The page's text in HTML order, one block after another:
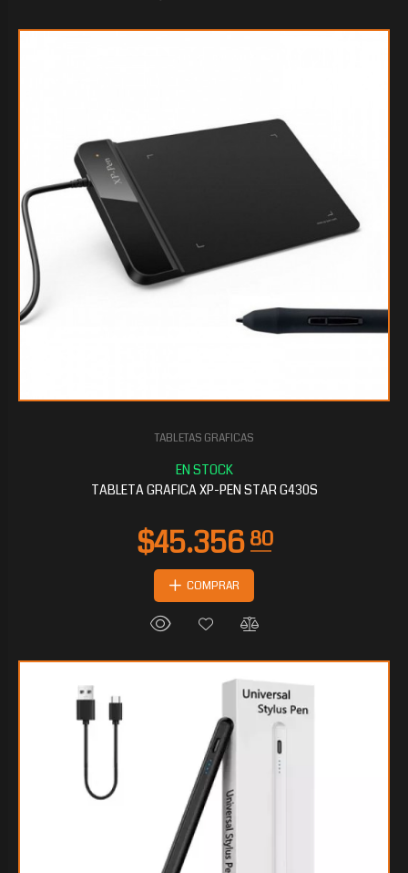
TABLETAS GRAFICAS
TABLETA GRAFICA XP-PEN STAR G430S
COMPRAR